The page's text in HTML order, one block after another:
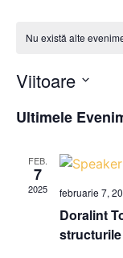
Nu există alte
Viitoare
data.
Ultimele
FEB.
7
2025 februarie 7,
Doralint